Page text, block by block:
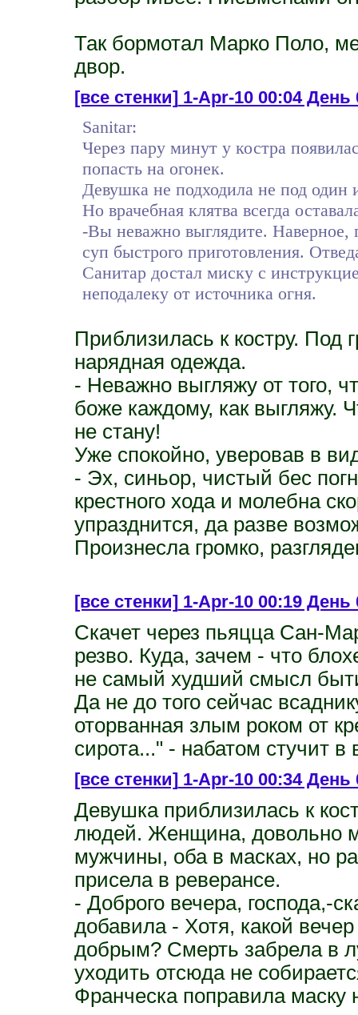
Так бормотал Марко Поло,
двор.
[все стенки]1-Apr-10 00:04 День
Sanitar:
Через пару минут у костра
попасть на огонек.
Девушка не подходила не под один
Но врачебная клятва всегда
-Вы неважно выглядите.
суп быстрого приготовления.
Санитар достал миску c
неподалеку от источника огня.
Приблизилась к костру.
нарядная одежда.
- Неважно выгляжу от того,
боже каждому, как выгляжу.
не стану!
Уже спокойно, уверовав в
- Эх, синьор, чистый бес
крестного хода и молебна
упразднится, да разве
Произнесла громко,
[все стенки]1-Apr-10 00:19 День
Скачет через пьяцца Сан-
резво. Куда, зачем - что
не самый худший смысл
Да не до того сейчас
оторванная злым роком от
сирота..." - набатом стучит в
[все стенки]1-Apr-10 00:34 День
Девушка приблизилась к
людей. Женщина, довольно
мужчины, оба в масках, но
присела в реверансе.
- Доброго вечера, господа,-
добавила - Хотя, какой
добрым? Смерть забрела в
уходить отсюда не
Франческа поправила маску